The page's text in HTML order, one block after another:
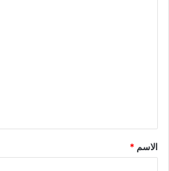
*
الاسم *